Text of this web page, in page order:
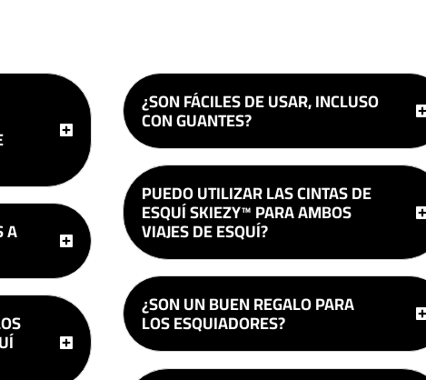
A
¿SON FÁCILES DE USAR, INCLUSO
CON GUANTES?
PUEDO UTILIZAR LAS CINTAS DE
ESQUÍ SKIEZY™ PARA AMBOS
VIAJES DE ESQUÍ?
¿SON UN BUEN REGALO PARA
LOS ESQUIADORES?